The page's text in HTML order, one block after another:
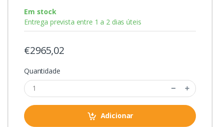
Em stock
Entrega prevista entre 1 a 2 dias úteis
€2965,02
Quantidade
Adicionar